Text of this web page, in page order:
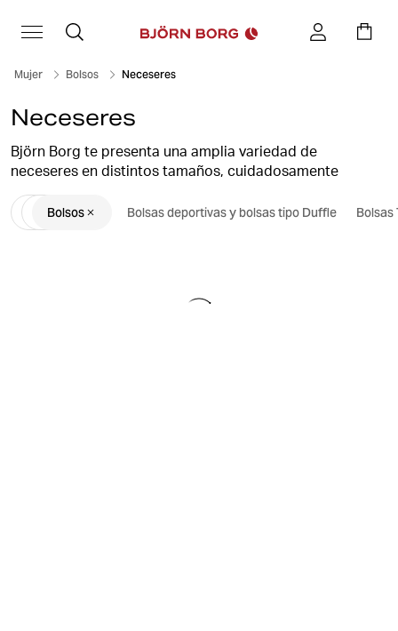
Mujer Bolsos Neceseres
Neceseres
Björn Borg te presenta una amplia variedad de
neceseres en distintos tamaños, cuidadosamente
diseñados para llevar de manera cómoda elementos
esenciales como champú y accesorios. Estos versátiles
neceseres también se destacan como organizadores
Bolsos Bolsas deportivas y bolsas tipo Duffle Bolsas